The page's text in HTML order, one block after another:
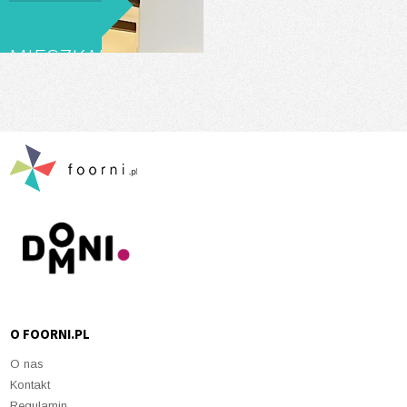
1962R.
MIESZKANIE
O FOORNI.PL
O nas
Kontakt